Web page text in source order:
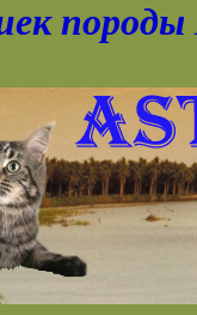
породы